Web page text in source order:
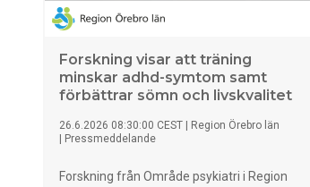
Forskning visar att träning
minskar adhd-symtom samt
förbättrar sömn och livskvalitet
26.6.2026 08:30:00 CEST
Region Örebro län
Pressmeddelande
Forskning från Område psykiatri i Region